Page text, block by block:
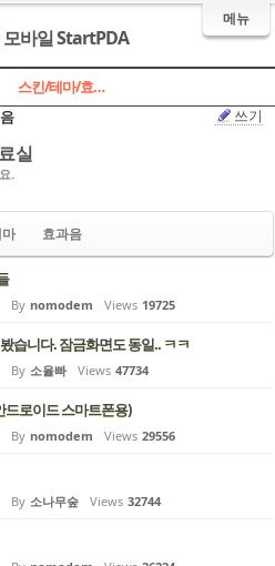
메뉴
모바일 StartPDA
스킨/테마/효과음
쓰기
실
.
효과음
By nomodem Views 19725
습니다. 잠금화면도 동일.. ㅋㅋ
By 소율빠 Views 47734
로이드 스마트폰용)
By nomodem Views 29556
By 소나무숲 Views 32744
케치북5
케치북5
케치북5
케치북5